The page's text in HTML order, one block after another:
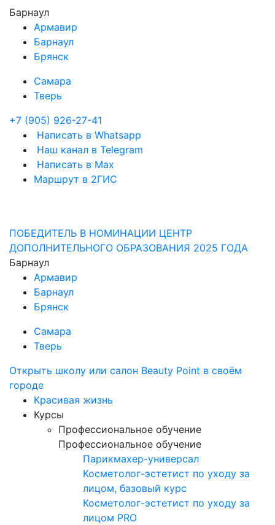
Барнаул
Армавир
Барнаул
Брянск
Самара
Тверь
+7 (905) 926-27-41
Написать в Whatsapp
Наш канал в Telegram
Написать в Max
Маршрут в 2ГИС
ПОБЕДИТЕЛЬ В НОМИНАЦИИ ЦЕНТР
ДОПОЛНИТЕЛЬНОГО ОБРАЗОВАНИЯ 2025 ГОДА
Барнаул
Армавир
Барнаул
Брянск
Самара
Тверь
Открыть школу или салон Beauty Point в своём
городе
Красивая жизнь
Курсы
Профессиональное обучение
Профессиональное обучение
Парикмахер-универсал
Косметолог-эстетист по уходу за
лицом, базовый курс
Косметолог-эстетист по уходу за
лицом PRO